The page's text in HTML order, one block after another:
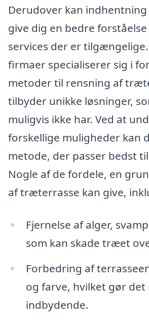
Derudover kan
give dig en bedre
services der er
firmaer specialiserer sig i
metoder til rensning af
tilbyder unikke løsninger,
muligvis ikke har. Ved at
forskellige muligheder kan
metode, der passer bedst
Nogle af de fordele, en
af træterrasse kan give,
Fjernelse af alger,
som kan skade træet
Forbedring af
og farve, hvilket gør det
indbydende.